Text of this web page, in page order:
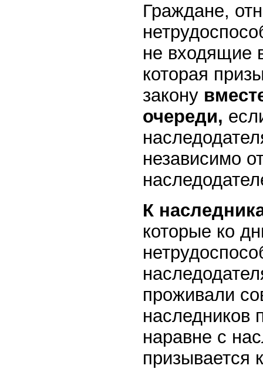
Граждане,
не входящие
которая
закону
очереди,
независимо
К
которые ко
проживали
наследников
наравне с
призывается